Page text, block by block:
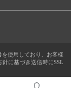
使用しており、お客様
に基づき送信時にSSL